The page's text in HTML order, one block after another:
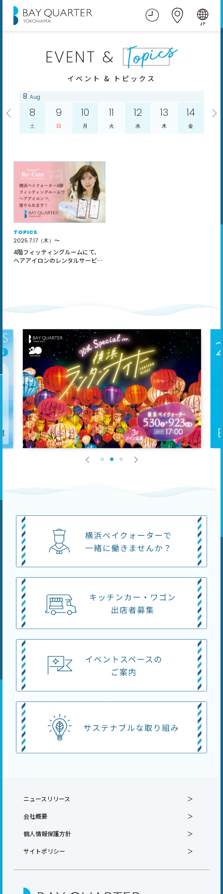
EVENT &
イベント & トピックス
8 Aug
8
土
9
日
10
月
11
火
12
水
13
木
14
金
TOPICS
2025.7.17（木）〜
4階フィッティングルームにて、
ヘアアイロンのレンタルサービス
ニュースリリース
会社概要
個人情報保護方針
サイトポリシー